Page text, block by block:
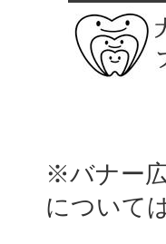
※バナー
について